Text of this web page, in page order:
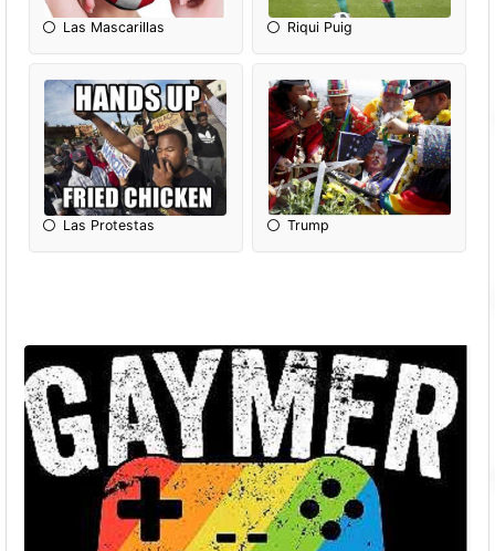
Las Mascarillas Riqui Puig
Las Protestas Trump